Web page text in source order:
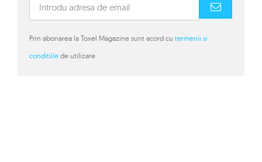
Prin abonarea la Toxel Magazine sunt acord cu termenii si
conditiile de utilizare.